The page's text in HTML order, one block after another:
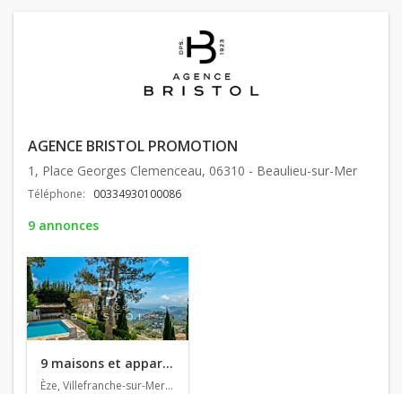
AGENCE BRISTOL PROMOTION
1, Place Georges Clemenceau, 06310 - Beaulieu-sur-Mer
Téléphone: 00334930100086
9 annonces
9 maisons et appartements en vente
Èze, Villefranche-sur-Mer, Roquebrune-Cap-Martin